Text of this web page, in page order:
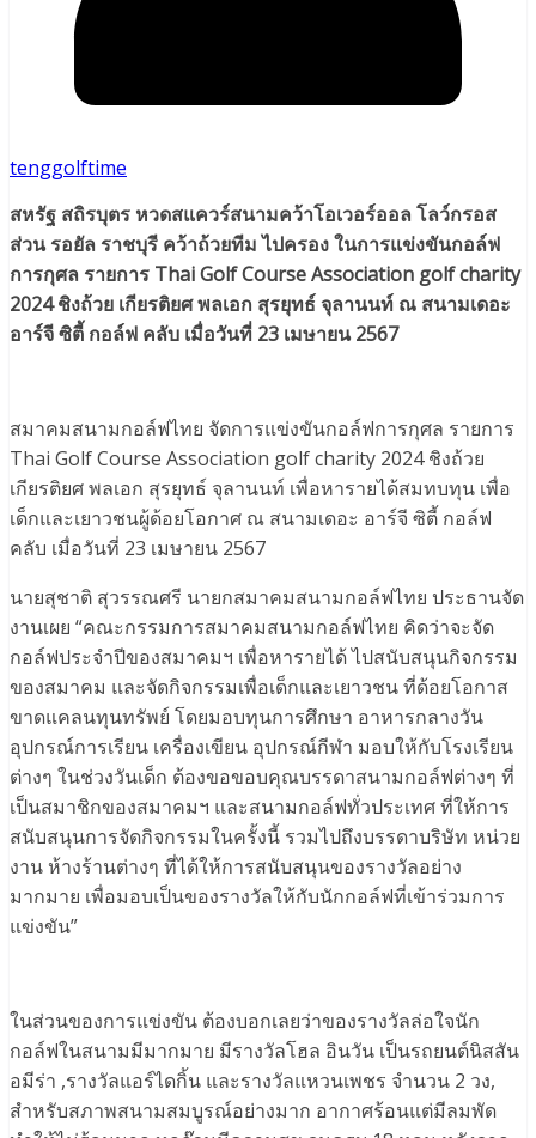
tenggolftime
สหรัฐ สถิรบุตร หวดสแควร์สนามคว้าโอเวอร์ออล โลว์กรอส
ส่วน รอยัล ราชบุรี คว้าถ้วยทีม ไปครอง ในการแข่งขันกอล์ฟ
การกุศล รายการ Thai Golf Course Association golf charity
2024 ชิงถ้วย เกียรติยศ พลเอก สุรยุทธ์ จุลานนท์ ณ สนามเดอะ
อาร์จี ซิตี้ กอล์ฟ คลับ เมื่อวันที่ 23 เมษายน 2567
สมาคมสนามกอล์ฟไทย จัดการแข่งขันกอล์ฟการกุศล รายการ
Thai Golf Course Association golf charity 2024 ชิงถ้วย
เกียรติยศ พลเอก สุรยุทธ์ จุลานนท์ เพื่อหารายได้สมทบทุน เพื่อ
เด็กและเยาวชนผู้ด้อยโอกาศ ณ สนามเดอะ อาร์จี ซิตี้ กอล์ฟ
คลับ เมื่อวันที่ 23 เมษายน 2567
นายสุชาติ สุวรรณศรี นายกสมาคมสนามกอล์ฟไทย ประธานจัด
งานเผย “คณะกรรมการสมาคมสนามกอล์ฟไทย คิดว่าจะจัด
กอล์ฟประจำปีของสมาคมฯ เพื่อหารายได้ ไปสนับสนุนกิจกรรม
ของสมาคม และจัดกิจกรรมเพื่อเด็กและเยาวชน ที่ด้อยโอกาส
ขาดแคลนทุนทรัพย์ โดยมอบทุนการศึกษา อาหารกลางวัน
อุปกรณ์การเรียน เครื่องเขียน อุปกรณ์กีฬา มอบให้กับโรงเรียน
ต่างๆ ในช่วงวันเด็ก ต้องขอขอบคุณบรรดาสนามกอล์ฟต่างๆ ที่
เป็นสมาชิกของสมาคมฯ และสนามกอล์ฟทั่วประเทศ ที่ให้การ
สนับสนุนการจัดกิจกรรมในครั้งนี้ รวมไปถึงบรรดาบริษัท หน่วย
งาน ห้างร้านต่างๆ ที่ได้ให้การสนับสนุนของรางวัลอย่าง
มากมาย เพื่อมอบเป็นของรางวัลให้กับนักกอล์ฟที่เข้าร่วมการ
แข่งขัน”
ในส่วนของการแข่งขัน ต้องบอกเลยว่าของรางวัลล่อใจนัก
กอล์ฟในสนามมีมากมาย มีรางวัลโฮล อินวัน เป็นรถยนต์นิสสัน
อมีร่า ,รางวัลแอร์ไดกิ้น และรางวัลแหวนเพชร จำนวน 2 วง,
สำหรับสภาพสนามสมบูรณ์อย่างมาก อากาศร้อนแต่มีลมพัด